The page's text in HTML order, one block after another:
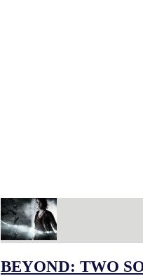
BEYOND: TWO